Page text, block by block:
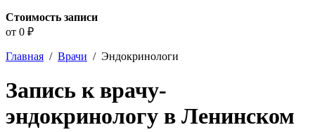
Стоимость записи
от 0 ₽
Главная / Врачи / Эндокринологи
Запись к врачу-
эндокринологу в Ленинском